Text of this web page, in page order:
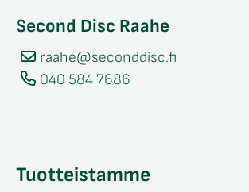
Second Disc Raahe
raahe@seconddisc.fi
040 584 7686
Tuotteistamme